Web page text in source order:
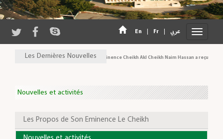
En Fr عربي
Les Dernières NouvellesSon Eminence Cheikh Akl Cheikh Naim Hassan a reçu une
Nouvelles et activités
Les Propos de Son Eminence Le Cheikh